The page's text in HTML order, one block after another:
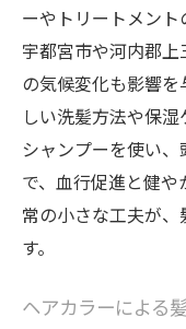
ダメージ
ト
トリート
美髪を目
トリートメン
髪のダメ
髪・ヘア
ーやトリートメン
宇都宮市や河内郡
の気候変化も影響
しい洗髪方法や保
シャンプーを使い
で、血行促進と健
常の小さな工夫が
す。
ヘアカラーによる